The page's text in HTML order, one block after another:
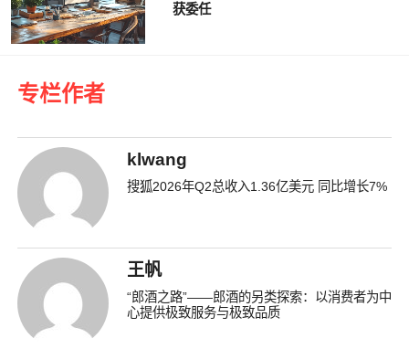
获委任
专栏作者
klwang
搜狐2026年Q2总收入1.36亿美元 同比增长7%
王帆
“郎酒之路”——郎酒的另类探索：以消费者为中
心提供极致服务与极致品质